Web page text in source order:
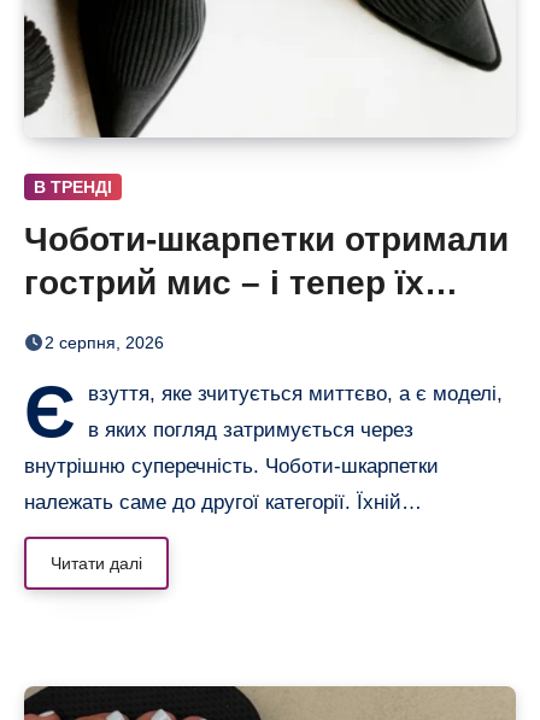
В ТРЕНДІ
Чоботи-шкарпетки отримали
гострий мис – і тепер їх
хочеться роздивлятися
2 серпня, 2026
Є
взуття, яке зчитується миттєво, а є моделі,
в яких погляд затримується через
внутрішню суперечність. Чоботи-шкарпетки
належать саме до другої категорії. Їхній…
Читати далі